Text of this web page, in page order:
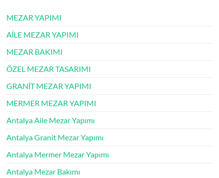
MEZAR YAPIMI
AİLE MEZAR YAPIMI
MEZAR BAKIMI
ÖZEL MEZAR TASARIMI
GRANİT MEZAR YAPIMI
MERMER MEZAR YAPIMI
Antalya Aile Mezar Yapımı
Antalya Granit Mezar Yapımı
Antalya Mermer Mezar Yapımı
Antalya Mezar Bakımı